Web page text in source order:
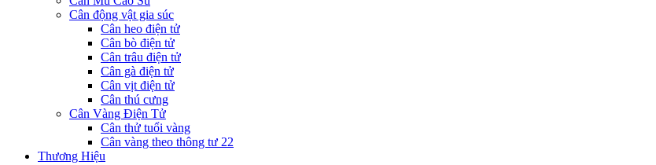
Cân động vật gia súc
Cân heo điện tử
Cân bò điện tử
Cân trâu điện tử
Cân gà điện tử
Cân vịt điện tử
Cân thú cưng
Cân Vàng Điện Tử
Cân thử tuổi vàng
Cân vàng theo thông tư 22
Thương Hiệu